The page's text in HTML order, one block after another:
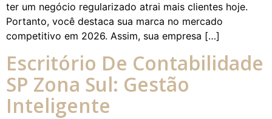
ter um negócio regularizado atrai mais clientes hoje.
Portanto, você destaca sua marca no mercado
competitivo em 2026. Assim, sua empresa […]
Escritório De Contabilidade
SP Zona Sul: Gestão
Inteligente